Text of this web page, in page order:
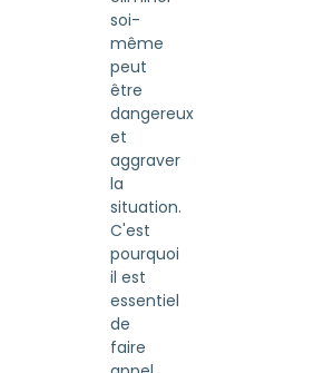
soi-
même
peut
être
dangereux
et
aggraver
la
situation.
C'est
pourquoi
il est
essentiel
de
faire